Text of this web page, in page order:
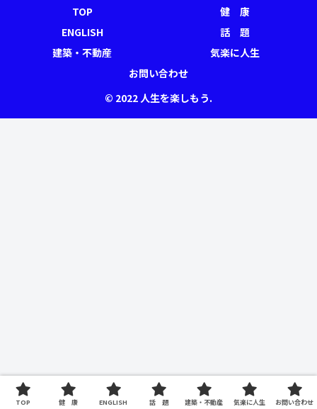
TOP
健 康
ENGLISH
話 題
建築・不動産
気楽に人生
お問い合わせ
© 2022 人生を楽しもう.
TOP 健 康 ENGLISH 話 題 建築・不動産 気楽に人生 お問い合わせ